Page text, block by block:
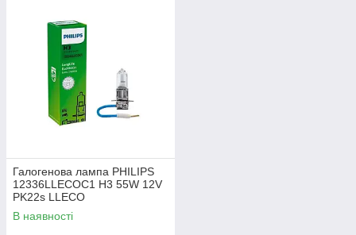
Галогенова лампа PHILIPS
12336LLECOC1 H3 55W 12V
PK22s LLECO
В наявності